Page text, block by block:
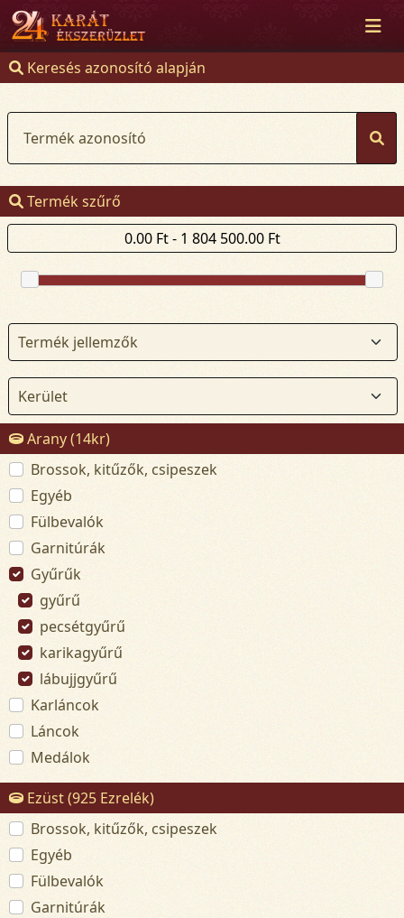
Keresés azonosító alapján
Termék azonosító
Termék szűrő
Arany (14kr)
Brossok, kitűzők, csipeszek
Egyéb
Fülbevalók
Garnitúrák
Gyűrűk
gyűrű
pecsétgyűrű
karikagyűrű
lábujjgyűrű
Karláncok
Láncok
Medálok
Ezüst (925 Ezrelék)
Brossok, kitűzők, csipeszek
Egyéb
Fülbevalók
Garnitúrák